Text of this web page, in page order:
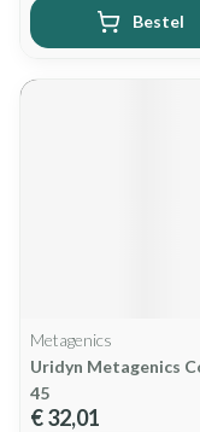
Bestel
Metagenics
Uridyn Metagenics
45
€ 32,01